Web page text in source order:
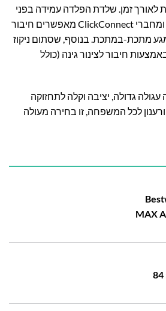
לאורך זמן. שלדת הפלדה עמידה בפני
קורוזיה ובעלת גימור מט, ומחברי ClickConnect מאפשרים חיבור
מתכת-במתכת. בנוסף, שסתום ניקוז
חיבור לצינור גינה (כולל
גדולה, יציבה וקלה לתחזוקה
לכל המשפחה, זו בחירה מעולה
56595
MAX
קוטר: 4.27 מטר | גובה: 84